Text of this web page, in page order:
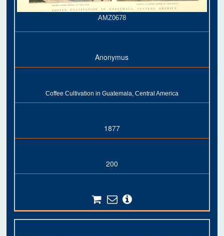
AMZ0678
Anonymus
Coffee Cultivation in Guatemala, Central America
1877
200